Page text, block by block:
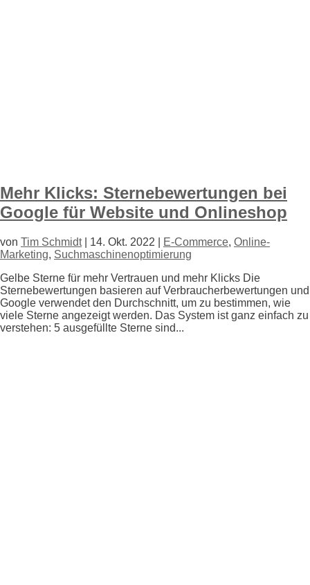
Mehr Klicks: Sternebewertungen bei
Google für Website und Onlineshop
von Tim Schmidt| 14. Okt. 2022 E-Commerce, Online-
Marketing, Suchmaschinenoptimierung
Gelbe Sterne für mehr Vertrauen und mehr Klicks Die
Sternebewertungen basieren auf Verbraucher­bewertungen und
Google verwendet den Durchschnitt, um zu bestimmen, wie
viele Sterne angezeigt werden. Das System ist ganz einfach zu
verstehen: 5 ausgefüllte Sterne sind...